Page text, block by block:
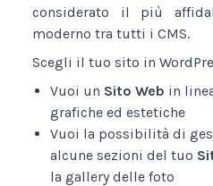
considerato il più
moderno tra tutti i CMS.
Scegli il tuo sito in
Vuoi un Sito Web in
grafiche ed estetiche
Vuoi la possibilità di
alcune sezioni del tuo
la gallery delle foto